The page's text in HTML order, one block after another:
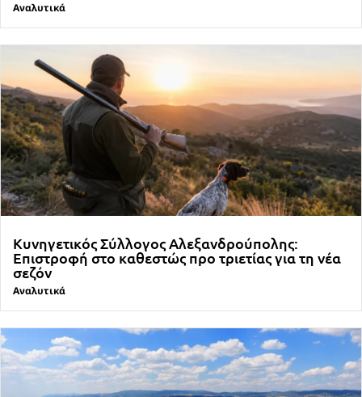
Αναλυτικά
Κυνηγετικός Σύλλογος Αλεξανδρούπολης:
Επιστροφή στο καθεστώς προ τριετίας για τη νέα
σεζόν
Αναλυτικά